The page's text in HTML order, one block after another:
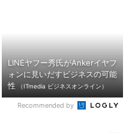
LINEヤフー秀氏がAnkerイヤフ
ォンに見いだすビジネスの可能
性
（ITmedia ビジネスオンライン）
Recommended by